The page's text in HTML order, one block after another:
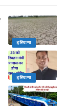
हरियाणा
हरियाणा